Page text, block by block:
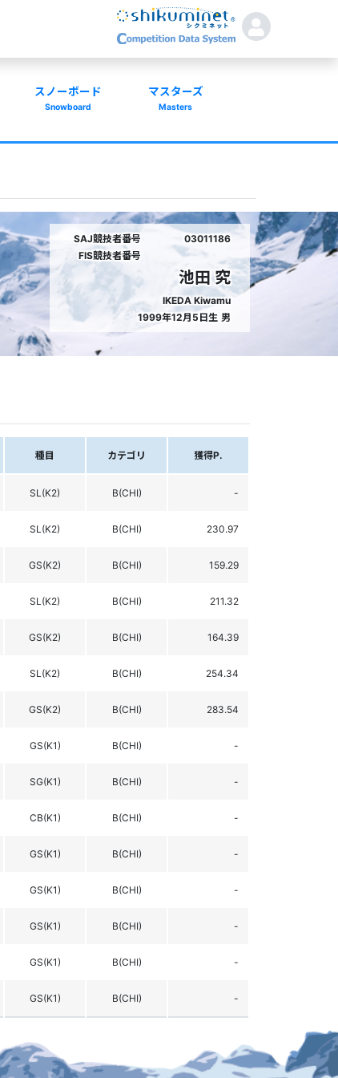
スノーボード
Snowboard
マスターズ
Masters
SAJ競技者番号
03011186
FIS競技者番号
池田 究
IKEDA Kiwamu
1999年12月5日生 男
種目 カテゴリ 獲得P.
SL(K2) B(CHI) -
SL(K2) B(CHI) 230.97
GS(K2) B(CHI) 159.29
SL(K2) B(CHI) 211.32
GS(K2) B(CHI) 164.39
SL(K2) B(CHI) 254.34
GS(K2) B(CHI) 283.54
GS(K1) B(CHI) -
SG(K1) B(CHI) -
CB(K1) B(CHI) -
GS(K1) B(CHI) -
GS(K1) B(CHI) -
GS(K1) B(CHI) -
GS(K1) B(CHI) -
GS(K1) B(CHI) -